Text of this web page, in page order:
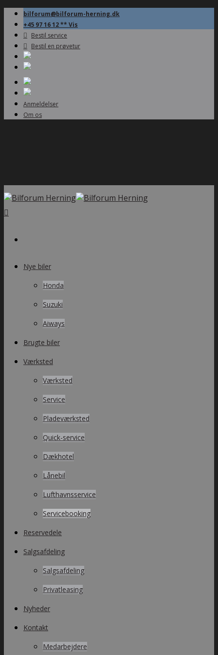
bilforum@bilforum-herning.dk
+45 97 16 12 ** Vis
Bestil service
Bestil en prøvetur
Anmeldelser
Om os
Nye biler
Honda
Suzuki
Aiways
Brugte biler
Værksted
Værksted
Service
Pladeværksted
Quick-service
Dækhotel
Lånebil
Lufthavnsservice
Servicebooking
Reservedele
Salgsafdeling
Salgsafdeling
Privatleasing
Nyheder
Kontakt
Medarbejdere